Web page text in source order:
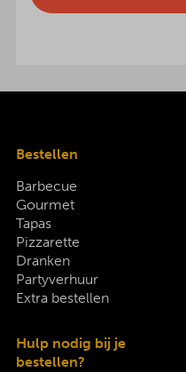
Bestellen
Barbecue
Gourmet
Tapas
Pizzarette
Dranken
Partyverhuur
Extra bestellen
Hulp nodig bij je
bestellen?